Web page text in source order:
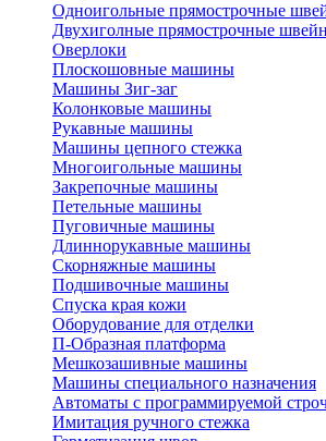
Одноигольные прямострочные
Двухиголные прямострочные
Оверлоки
Плоскошовные машины
Машины Зиг-заг
Колонковые машины
Рукавные машины
Машины цепного стежка
Многоигольные машины
Закрепочные машины
Петельные машины
Пуговичные машины
Длиннорукавные машины
Скорняжные машины
Подшивочные машины
Спуска края кожи
Оборудование для отделки
П-Образная платформа
Мешкозашивные машины
Машины специального назначения
Автоматы с программируемой
Имитация ручного стежка